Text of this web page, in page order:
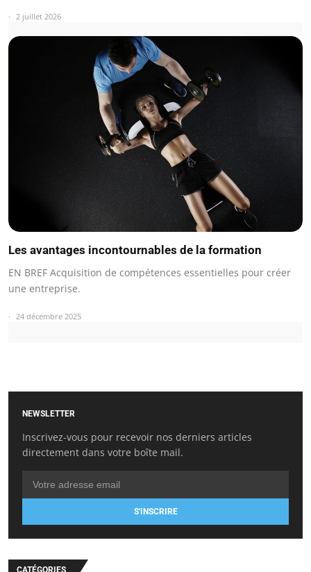
2 juillet 2026
Les avantages incontournables de la formation
EN BREF Acquisition de compétences essentielles pour créer
une entreprise.
24 décembre 2025
NEWSLETTER
Inscrivez-vous pour recevoir nos derniers articles
directement dans votre boîte mail.
S'INSCRIRE